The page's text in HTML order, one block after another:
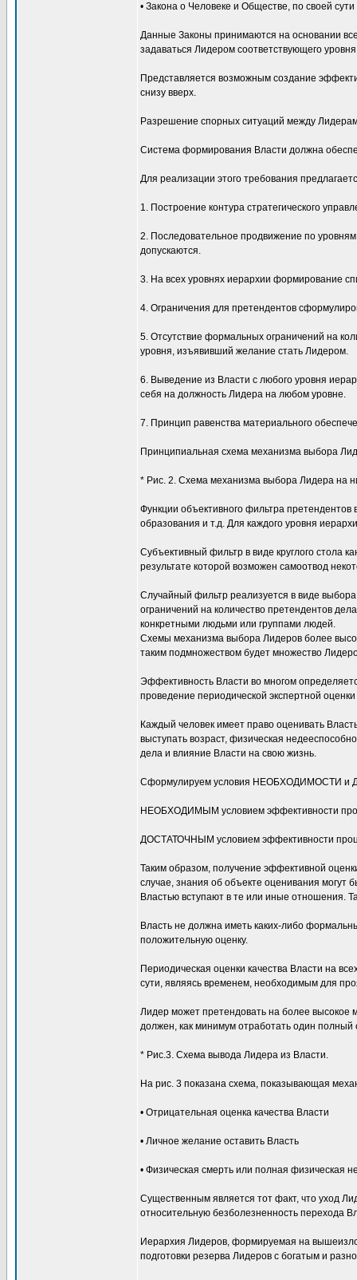
• Закона о Человеке и Обществе, по своей
Данные Законы принимаются на основании
задаваться Лидером соответствующего
Представляется возможным создание
снизу вверх.
Разрешение спорных ситуаций между
Система формирования Власти должна
Для реализации этого требования
1. Построение контура стратегического
2. Последовательное продвижение по
допускаются.
3. На всех уровнях иерархии формирование
4. Ограничения для претендентов
5. Отсутствие формальных ограничений на
уровня, изъявивший желание стать Лидером.
6. Выведение из Власти с любого уровня
себя на должность Лидера на любом уровне.
7. Принцип равенства материального
Принципиальная схема механизма выбора
* Рис. 2. Схема механизма выбора Лидера на
Функции объективного фильтра
образования и т.д. Для каждого уровня
Субъективный фильтр в виде круглого стола
результате которой возможен самоотвод
Случайный фильтр реализуется в виде
ограничений на количество претендентов
конкретными людьми или группами людей.
Схемы механизма выбора Лидеров более
таким подмножеством будет множество
Эффективность Власти во многом
проведение периодической экспертной
Каждый человек имеет право оценивать
выступать возраст, физическая
дела и влияние Власти на свою жизнь.
Сформулируем условия НЕОБХОДИМОСТИ и
НЕОБХОДИМЫМ условием эффективности
ДОСТАТОЧНЫМ условием эффективности
Таким образом, получение эффективной
случае, знания об объекте оценивания могут
Властью вступают в те или иные отношения.
Власть не должна иметь каких-либо
положительную оценку.
Периодическая оценки качества Власти на
сути, являясь временем, необходимым для
Лидер может претендовать на более высокое
должен, как минимум отработать один
* Рис.3. Схема вывода Лидера из Власти.
На рис. 3 показана схема, показывающая
• Отрицательная оценка качества Власти
• Личное желание оставить Власть
• Физическая смерть или полная физическая
Существенным является тот факт, что уход
относительную безболезненность перехода
Иерархия Лидеров, формируемая на
подготовки резерва Лидеров с богатым и